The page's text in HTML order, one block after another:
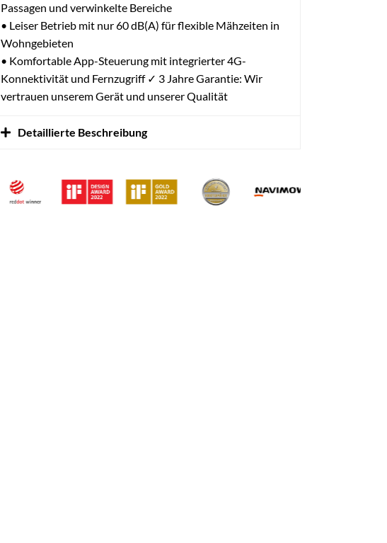
Passagen und verwinkelte Bereiche
• Leiser Betrieb mit nur 60 dB(A) für flexible Mähzeiten in
Wohngebieten
• Komfortable App-Steuerung mit integrierter 4G-
Konnektivität und Fernzugriff ✓ 3 Jahre Garantie: Wir
vertrauen unserem Gerät und unserer Qualität
Detaillierte Beschreibung